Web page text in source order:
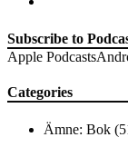
Subscribe to
Apple Podcasts
Categories
Ämne: Bok